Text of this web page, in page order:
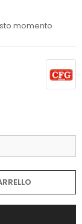
momento